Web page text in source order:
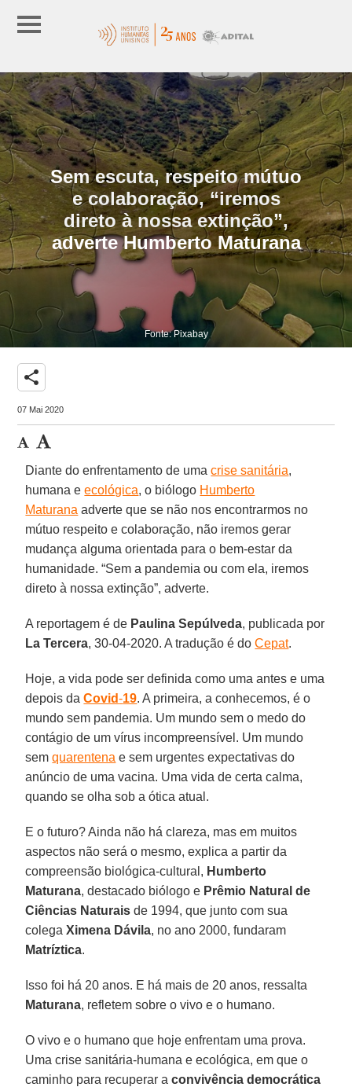
Sem escuta, respeito mútuo
e colaboração, “iremos
direto à nossa extinção”,
adverte Humberto Maturana
Fonte: Pixabay
share
07 Mai 2020
Diante do enfrentamento de umacrise sanitária,
humana eecológica, o biólogo Humberto
Maturana adverte que se não nos encontrarmos no
mútuo respeito e colaboração, não iremos gerar
mudança alguma orientada para o bem-estar da
humanidade. “Sem a pandemia ou com ela, iremos
direto à nossa extinção”, adverte.
A reportagem é de Paulina Sepúlveda, publicada por
La Tercera, 30-04-2020. A tradução é doCepat.
Hoje, a vida pode ser definida como uma antes e uma
depois daCovid-19. A primeira, a conhecemos, é o
mundo sem pandemia. Um mundo sem o medo do
contágio de um vírus incompreensível. Um mundo
semquarentena e sem urgentes expectativas do
anúncio de uma vacina. Uma vida de certa calma,
quando se olha sob a ótica atual.
E o futuro? Ainda não há clareza, mas em muitos
aspectos não será o mesmo, explica a partir da
compreensão biológica-cultural, Humberto
Maturana, destacado biólogo e Prêmio Natural de
Ciências Naturais de 1994, que junto com sua
colegaXimena Dávila, no ano 2000, fundaram
Matríztica.
Isso foi há 20 anos. E há mais de 20 anos, ressalta
Maturana, refletem sobre o vivo e o humano.
O vivo e o humano que hoje enfrentam uma prova.
Uma crise sanitária-humana e ecológica, em que o
caminho para recuperar aconvivência democrática